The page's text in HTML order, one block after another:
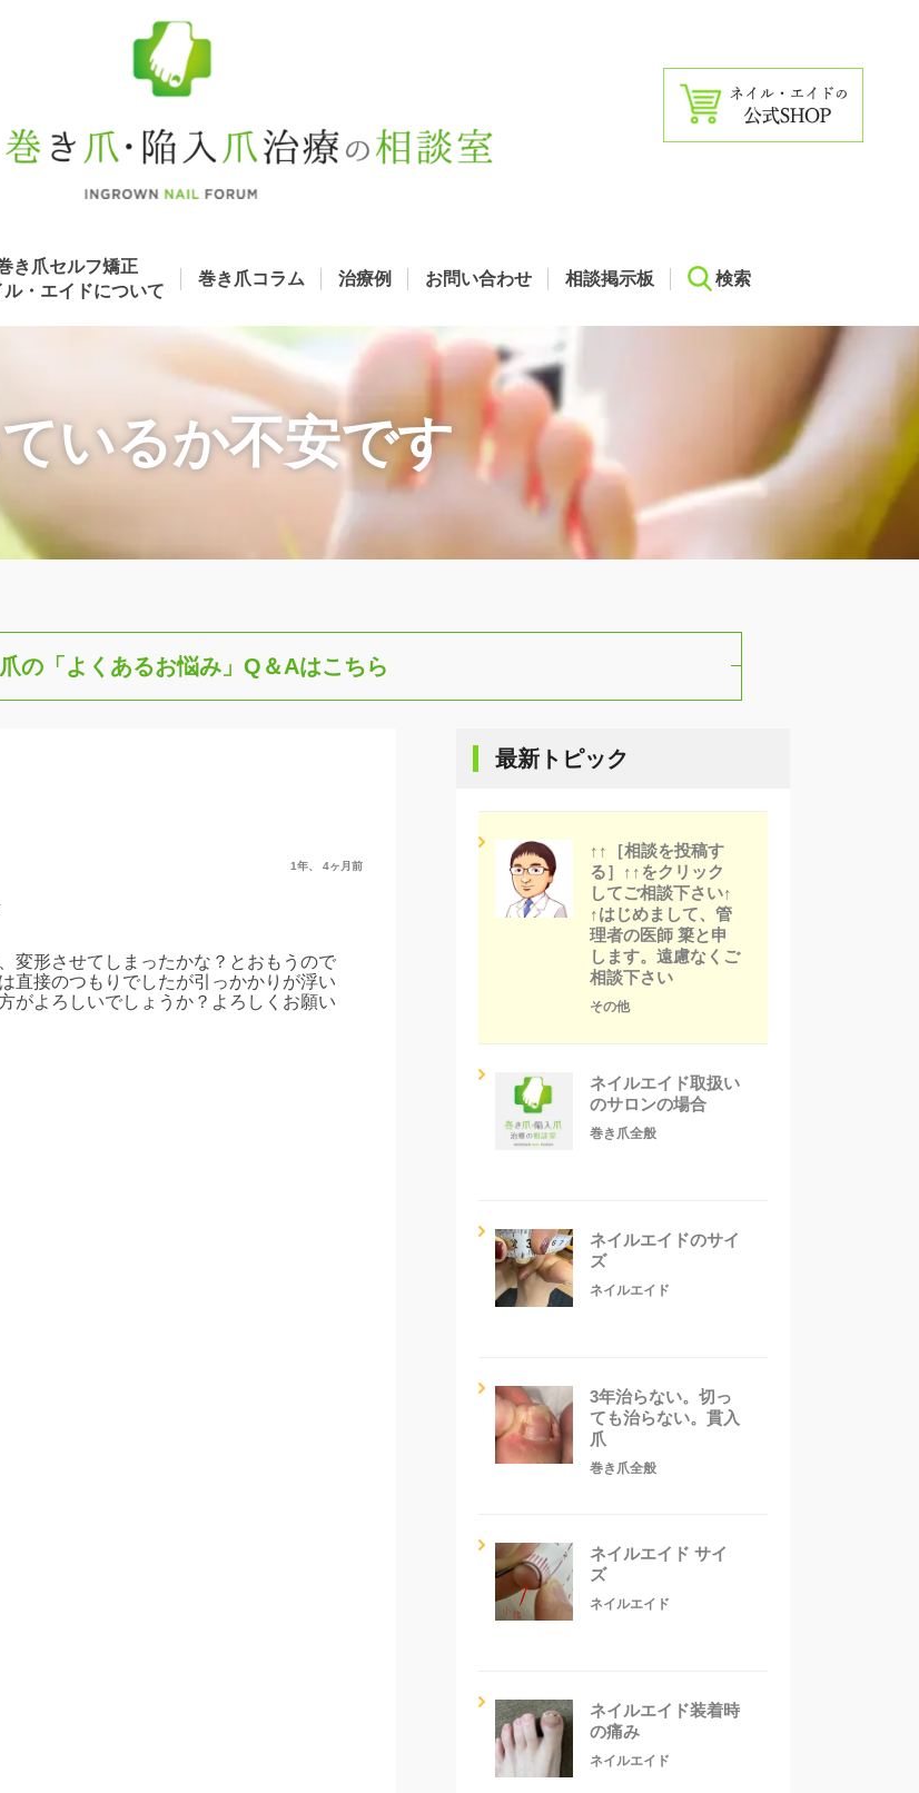
き爪セルフ矯正
ル・エイドについて
巻き爪コラム 治療例 お問い合わせ 相談掲示板 検索
いるか不安です
の「よくあるお悩み」 Q＆Aはこちら
1年、 4ヶ月前
変形させてしまったかな？とおもうので
直接のつもりでしたが引っかかりが浮い
がよろしいでしょうか？よろしくお願い
最新トピック
↑↑［相談を投稿す
る］↑↑をクリック
してご相談下さい↑
↑はじめまして、管
理者の医師 簗と申
します。遠慮なくご
相談下さい
その他
ネイルエイド取扱い
のサロンの場合
巻き爪全般
ネイルエイドのサイ
ズ
ネイルエイド
3年治らない。切っ
ても治らない。貫入
爪
巻き爪全般
ネイルエイド サイ
ズ
ネイルエイド
ネイルエイド装着時
の痛み
ネイルエイド